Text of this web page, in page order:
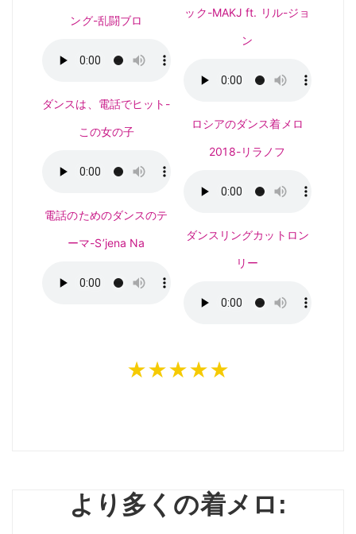
ング-乱闘ブロ
ダンスは、電話でヒット-
この女の子
電話のためのダンスのテ
ーマ-S’jena Na
ック-MAKJ ft. リル-ジョ
ン
ロシアのダンス着メロ
2018-リラノフ
ダンスリングカットロン
リー
★★★★★
より多くの着メロ: